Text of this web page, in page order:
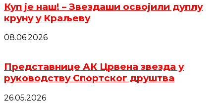
Куп је наш! – Звездаши освојили дуплу
круну у Краљеву
08.06.2026
Представнице АК Црвена звезда у
руководству Спортског друштва
26.05.2026